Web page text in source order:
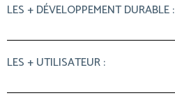
LES + DÉVELOPPEMENT DURABLE :
LES + UTILISATEUR :